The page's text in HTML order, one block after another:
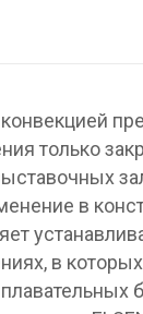
только
в
в